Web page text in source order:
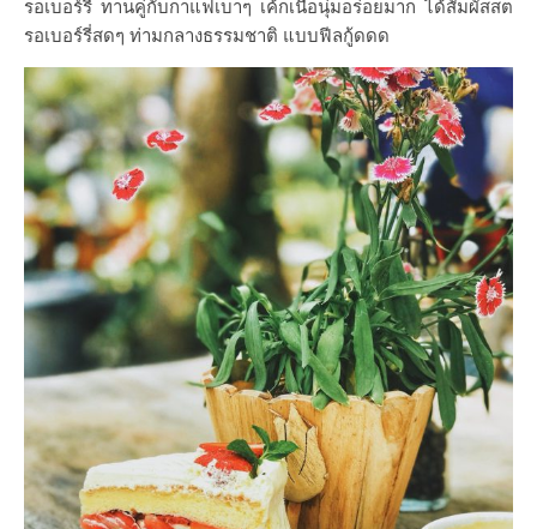
รอเบอร์รี่ ทานคู่กับกาแฟเบาๆ เค้กเนื้อนุ่มอร่อยมาก ได้สัมผัสสต
รอเบอร์รี่สดๆ ท่ามกลางธรรมชาติ แบบฟีลกู้ดดด